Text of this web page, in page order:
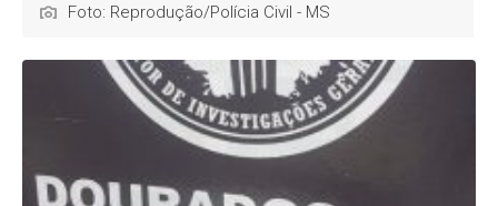
Foto: Reprodução/Polícia Civil - MS